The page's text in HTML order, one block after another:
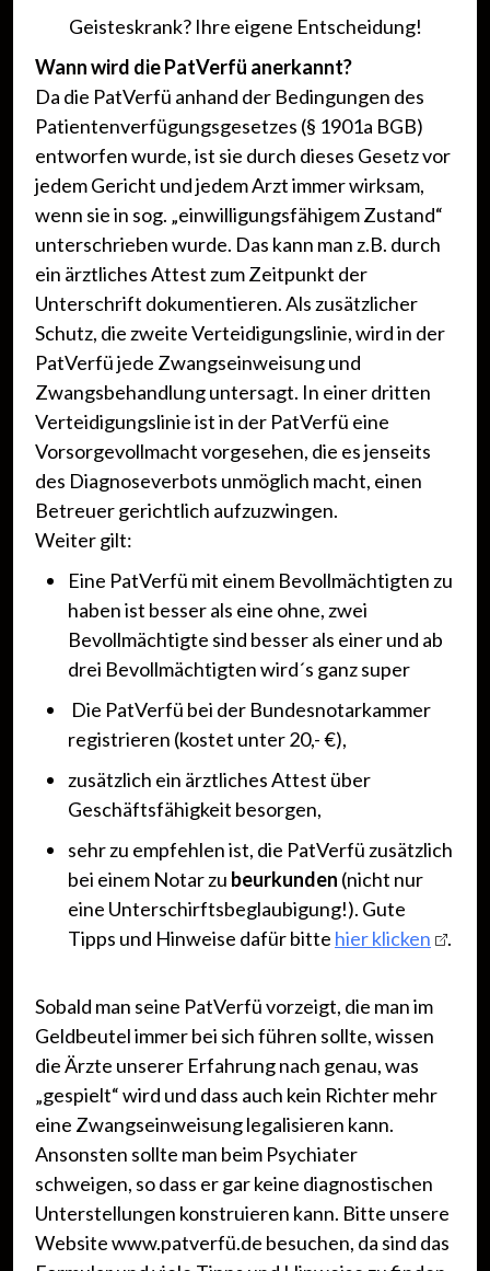
Geisteskrank? Ihre eigene Entscheidung!
Wann wird die PatVerfü anerkannt?
Da die PatVerfü anhand der Bedingungen des
Patientenverfügungsgesetzes (§ 1901a BGB)
entworfen wurde, ist sie durch dieses Gesetz vor
jedem Gericht und jedem Arzt immer wirksam,
wenn sie in sog. „einwilligungsfähigem Zustand“
unterschrieben wurde. Das kann man z.B. durch
ein ärztliches Attest zum Zeitpunkt der
Unterschrift dokumentieren. Als zusätzlicher
Schutz, die zweite Verteidigungslinie, wird in der
PatVerfü jede Zwangseinweisung und
Zwangsbehandlung untersagt. In einer dritten
Verteidigungslinie ist in der PatVerfü eine
Vorsorgevollmacht vorgesehen, die es jenseits
des Diagnoseverbots unmöglich macht, einen
Betreuer gerichtlich aufzuzwingen.
Weiter gilt:
Eine PatVerfü mit einem Bevollmächtigten zu
haben ist besser als eine ohne, zwei
Bevollmächtigte sind besser als einer und ab
drei Bevollmächtigten wird´s ganz super
Die PatVerfü bei der Bundesnotarkammer
registrieren (kostet unter 20,- €),
zusätzlich ein ärztliches Attest über
Geschäftsfähigkeit besorgen,
sehr zu empfehlen ist, die PatVerfü zusätzlich
bei einem Notar zu beurkunden (nicht nur
eine Unterschirftsbeglaubigung!). Gute
Tipps und Hinweise dafür bitte hier klicken .
Sobald man seine PatVerfü vorzeigt, die man im
Geldbeutel immer bei sich führen sollte, wissen
die Ärzte unserer Erfahrung nach genau, was
„gespielt“ wird und dass auch kein Richter mehr
eine Zwangseinweisung legalisieren kann.
Ansonsten sollte man beim Psychiater
schweigen, so dass er gar keine diagnostischen
Unterstellungen konstruieren kann. Bitte unsere
Website www.patverfü.de besuchen, da sind das